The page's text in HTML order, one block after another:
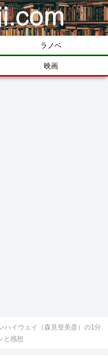
ラノベ
映画
ハイウェイ（森見登美彦）の1分
と感想